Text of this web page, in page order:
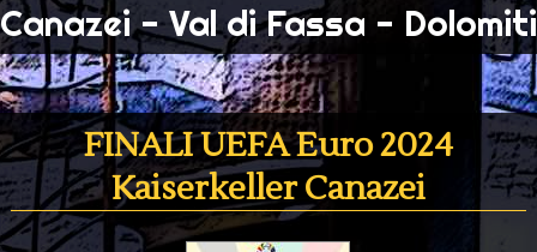
Canazei - Val di Fassa - Dolomiti
FINALI UEFA Euro 2024
Kaiserkeller Canazei